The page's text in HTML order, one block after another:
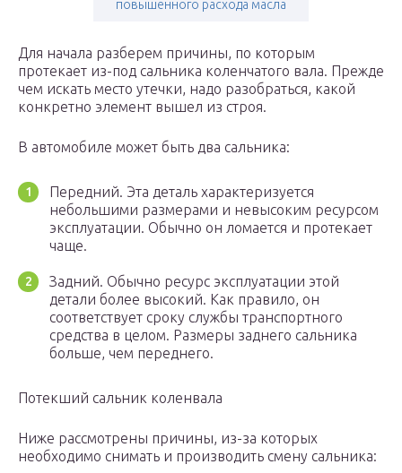
повышенного расхода масла
Для начала разберем причины, по которым
протекает из-под сальника коленчатого вала. Прежде
чем искать место утечки, надо разобраться, какой
конкретно элемент вышел из строя.
В автомобиле может быть два сальника:
Передний. Эта деталь характеризуется
небольшими размерами и невысоким ресурсом
эксплуатации. Обычно он ломается и протекает
чаще.
Задний. Обычно ресурс эксплуатации этой
детали более высокий. Как правило, он
соответствует сроку службы транспортного
средства в целом. Размеры заднего сальника
больше, чем переднего.
Потекший сальник коленвала
Ниже рассмотрены причины, из-за которых
необходимо снимать и производить смену сальника: